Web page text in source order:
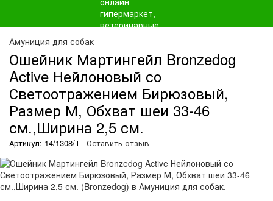
Амуниция для собак
Ошейник Мартингейл Bronzedog
Active Нейлоновый со
Светоотражением Бирюзовый,
Размер М, Обхват шеи 33-46
см.,Ширина 2,5 см.
Артикул: 14/1308/Т Оставить отзыв